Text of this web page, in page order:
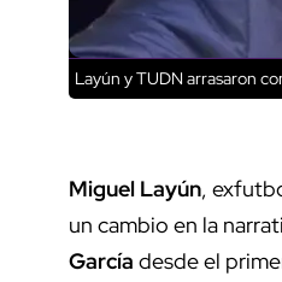
Layún y TUDN arrasaron
Miguel Layún,
un cambio en la
García desde el